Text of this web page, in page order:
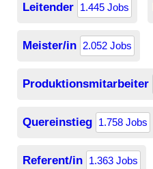
Leitender 1.445 Jobs
Meister/in 2.052 Jobs
Produktionsmitarbeiter
Quereinstieg 1.758 Jobs
Referent/in 1.363 Jobs